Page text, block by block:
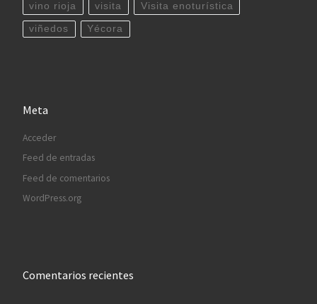
vino rioja visita Visita enoturística
viñedos Yécora
Meta
Acceder
Feed de entradas
Feed de comentarios
WordPress.org
Comentarios recientes